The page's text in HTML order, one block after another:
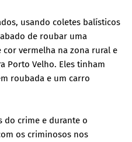
usando coletes balísticos
de roubar uma
vermelha na zona rural e
Porto Velho. Eles tinham
roubada e um carro
do crime e durante o
os criminosos nos